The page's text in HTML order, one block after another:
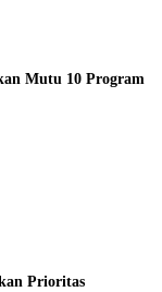
Mutu 10 Program
Prioritas